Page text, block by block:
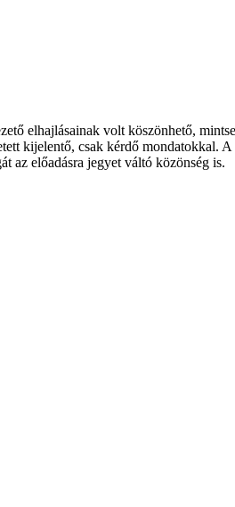
elhajlásainak volt köszönhető,
kijelentő, csak kérdő mondatokkal.
az előadásra jegyet váltó közönség is.